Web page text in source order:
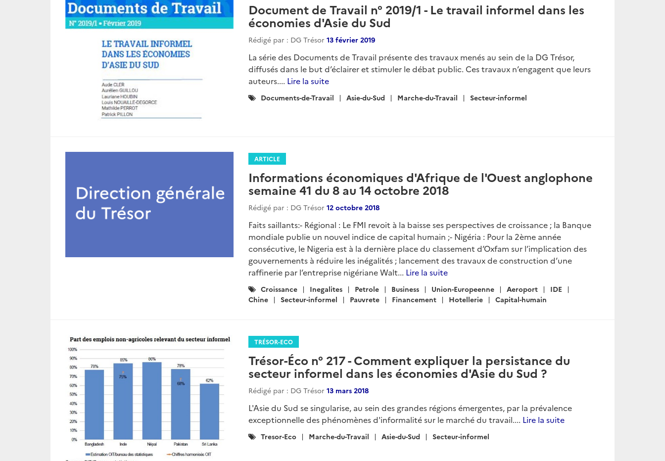
Document de Travail n° 2019/1 - Le travail informel dans les
économies d'Asie du Sud
Rédigé par : DG Trésor 13 février 2019
La série des Documents de Travail présente des travaux menés au sein de la DG Trésor,
diffusés dans le but d’éclairer et stimuler le débat public. Ces travaux n’engagent que leurs
auteurs.... Lire la suite
Catégories
Documents-de-Travail Asie-du-Sud Marche-du-Travail Secteur-informel
ARTICLE
Informations économiques d'Afrique de l'Ouest anglophone
semaine 41 du 8 au 14 octobre 2018
Rédigé par : DG Trésor 12 octobre 2018
Faits saillants:- Régional : Le FMI revoit à la baisse ses perspectives de croissance ; la Banque
mondiale publie un nouvel indice de capital humain ;- Nigéria : Pour la 2ème année
consécutive, le Nigeria est à la dernière place du classement d’Oxfam sur l’implication des
gouvernements à réduire les inégalités ; lancement des travaux de construction d’une
raffinerie par l’entreprise nigériane Walt... Lire la suite
Catégories
:
Croissance Inegalites Petrole Business Union-Europeenne Aeroport
IDE
Chine
Secteur-informel Pauvrete Financement Hotellerie Capital-humain
TRÉSOR-ECO
Trésor-Éco n° 217 - Comment expliquer la persistance du
secteur informel dans les économies d'Asie du Sud ?
Rédigé par : DG Trésor 13 mars 2018
L'Asie du Sud se singularise, au sein des grandes régions émergentes, par la prévalence
exceptionnelle des phénomènes d'informalité sur le marché du travail.... Lire la suite
Catégories
Tresor-Eco Marche-du-Travail Asie-du-Sud Secteur-informel